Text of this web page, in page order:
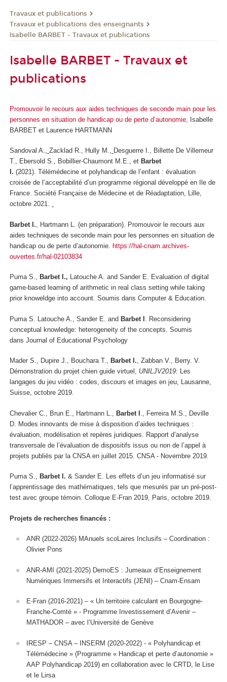
Travaux et publications
Travaux et publications des enseignants
Isabelle BARBET - Travaux et publications
Isabelle BARBET - Travaux et
publications
Promouvoir le recours aux aides techniques de seconde main pour les
personnes en situation de handicap ou de perte d’autonomie , Isabelle
BARBET et Laurence HARTMANN
Sandoval A., Zacklad R., Hully M., Desguerre I., Billette De Villemeur
T., Ebersold S., Bobillier-Chaumont M.E., et Barbet
I. (2021). Télémédecine et polyhandicap de l’enfant : évaluation
croisée de l’acceptabilité d’un programme régional développé en Ile de
France. Société Française de Médecine et de Réadaptation, Lille,
octobre 2021.
Barbet I. , Hartmann L. (en préparation). Promouvoir le recours aux
aides techniques de seconde main pour les personnes en situation de
handicap ou de perte d’autonomie. https://hal-cnam.archives-
ouvertes.fr/hal-02103834
Puma S., Barbet I., Latouche A. and Sander E. Evaluation of digital
game-based learning of arithmetic in real class setting while taking
prior knoweldge into account. Soumis dans Computer & Education.
Puma S. Latouche A., Sander E. and Barbet I . Reconsidering
conceptual knowledge: heterogeneity of the concepts. Soumis
dans Journal of Educational Psychology
Mader S., Dupire J., Bouchara T., Barbet I., Zabban V., Berry. V.
Démonstration du projet chien guide virtuel, UNILJV2019: Les
langages du jeu vidéo : codes, discours et images en jeu, Lausanne,
Suisse, octobre 2019.
Chevalier C., Brun E., Hartmann L., Barbet I ., Ferreira M.S., Deville
D. Modes innovants de mise à disposition d’aides techniques :
évaluation, modélisation et repères juridiques. Rapport d’analyse
transversale de l’évaluation de dispositifs issus ou non de l’appel à
projets publiés par la CNSA en juillet 2015. CNSA - Novembre 2019.
Puma S., Barbet I. & Sander E. Les effets d’un jeu informatisé sur
l’apprentissage des mathématiques, tels que mesurés par un pré-post-
test avec groupe témoin. Colloque E-Fran 2019, Paris, octobre 2019.
Projets de recherches financés :
ANR (2022-2026) MAnuels scoLaires Inclusifs – Coordination :
Olivier Pons
ANR-AMI (2021-2025) DemoES : Jumeaux d’Enseignement
Numériques Immersifs et Interactifs (JENI) – Cnam-Ensam
E-Fran (2016-2021) – « Un territoire calculant en Bourgogne-
Franche-Comté » - Programme Investissement d’Avenir –
MATHADOR – avec l’Université de Genève
IRESP – CNSA – INSERM (2020-2022) - « Polyhandicap et
Télémédecine » (Programme « Handicap et perte d’autonomie »
AAP Polyhandicap 2019) en collaboration avec le CRTD, le Lise
et le Lirsa